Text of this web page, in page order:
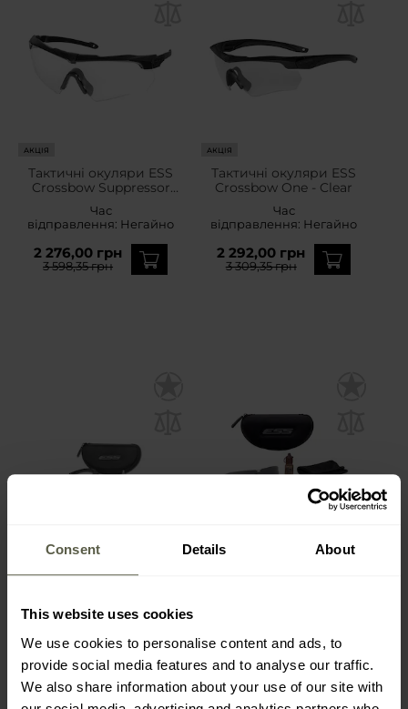
Consent Details About
This website uses cookies
We use cookies to personalise content and ads, to
provide social media features and to analyse our traffic.
We also share information about your use of our site with
АКЦІЯ
Тактичні окуляри ESS
Crossbow Suppressor
Час
відправлення: Негайно
2 276,00 грн
3 598,35 грн
АКЦІЯ
Тактичні окуляри ESS
Crossbow One - Clear
Час
відправлення: Негайно
2 292,00 грн
3 309,35 грн
Час відправлення:за
4 420,00 грн 5 538,00 грн
6 365,85 грн